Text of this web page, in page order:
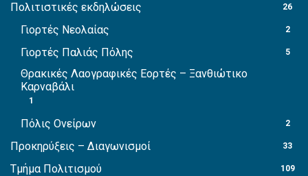
Πολιτιστικές εκδηλώσεις 26
Γιορτές Νεολαίας 2
Γιορτές Παλιάς Πόλης 5
Θρακικές Λαογραφικές Εορτές – Ξανθιώτικο
Καρναβάλι
1
Πόλις Ονείρων 2
Προκηρύξεις – Διαγωνισμοί 33
Τμήμα Πολιτισμού 109